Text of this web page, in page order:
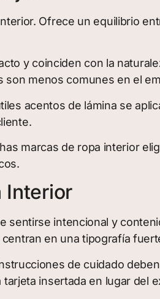
Ofrece un equilibrio
y coinciden con la
menos comunes en el
acentos de lámina se
marcas de ropa interior
Interior
intencional y
en una tipografía
de cuidado
insertada en lugar del